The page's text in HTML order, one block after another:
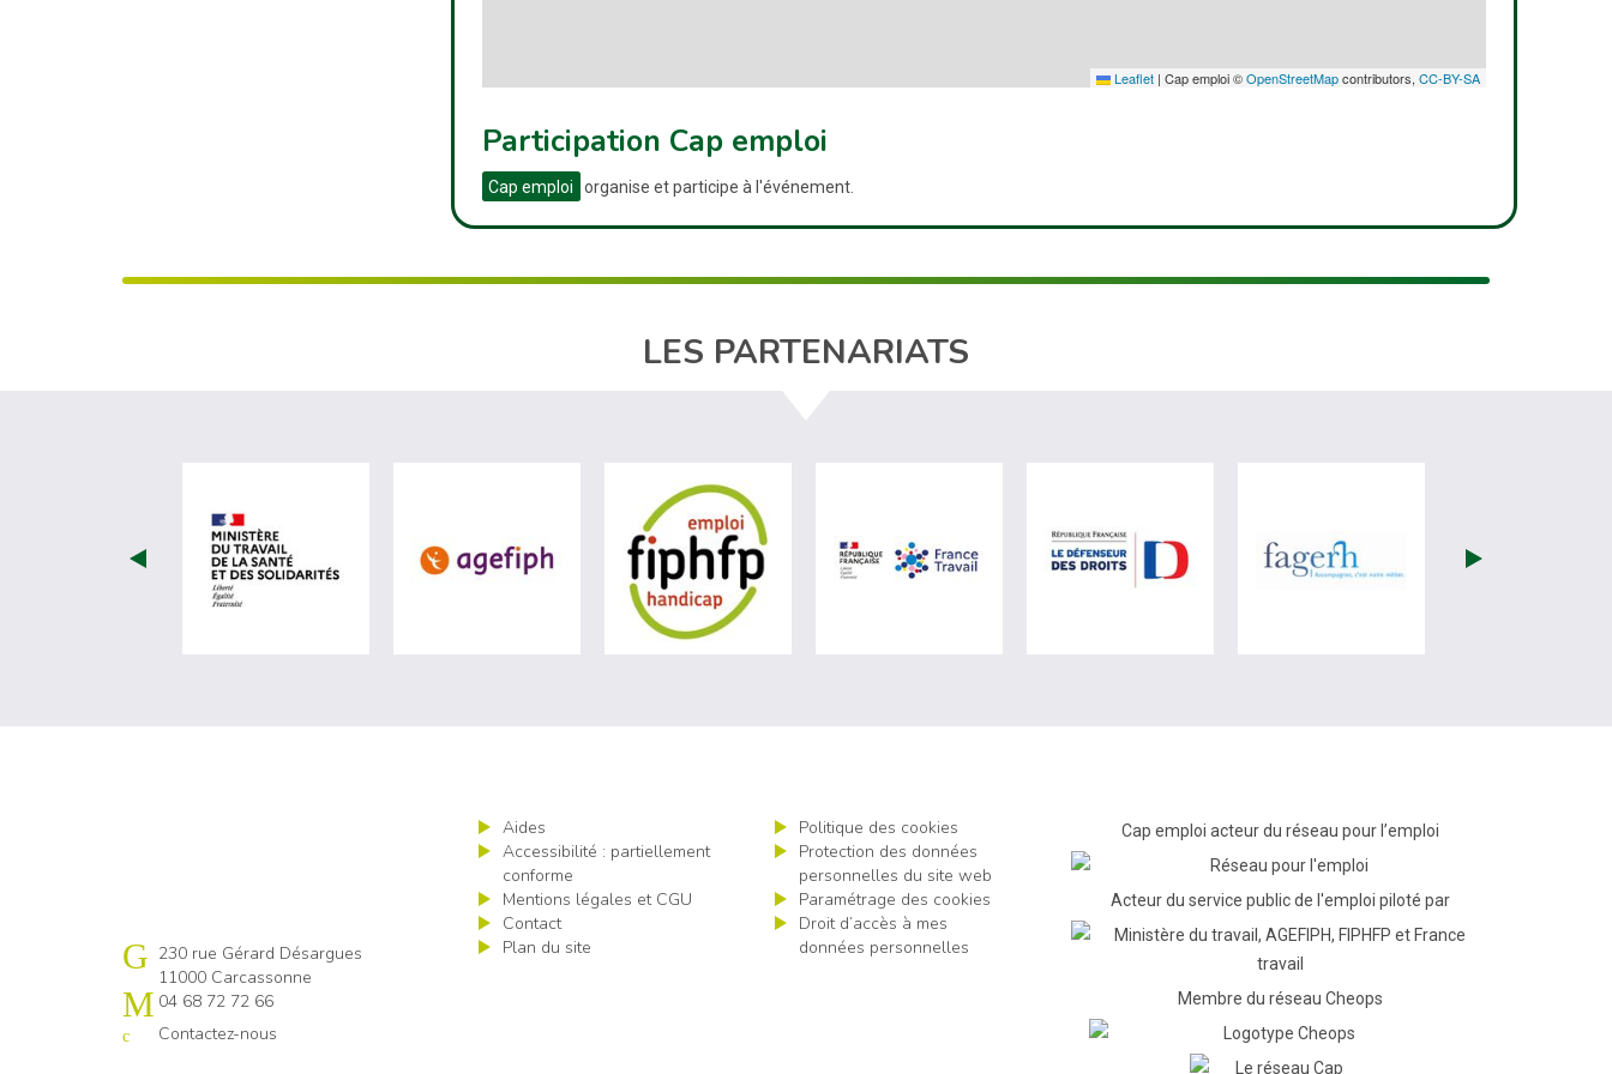
Leaflet | Cap emploi ©OpenStreetMapcontributors, CC-BY-SA
Participation Cap emploi
Cap emploi organise et participe à l'événement.
LES PARTENARIATS
visiter les site de Ministère du travail (nouvelle fenêtre)
visiter les site de Agefiph (nouvelle fenêtre)visiter les site de Fiphfp (nouvelle fenêtre)visiter les site de France Travail (nouvelle fenêtre)visiter les site de Défenseur des droits (nouvelle
visiter les site de Fagerh
Cap emploi 11
230 rue Gérard Désargues
11000 Carcassonne
04 68 72 72 66
Contactez-nous
Aides
Accessibilité : partiellement
conforme
Mentions légales et CGU
Contact
Plan du site
Politique des cookies
Protection des données
personnelles du site web
Paramétrage des cookies
Droit d’accès à mes
données personnelles
Cap emploi acteur du réseau pour l’emploi
Acteur du service public de l'emploi piloté par
Membre du réseau Cheops